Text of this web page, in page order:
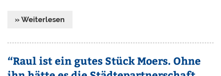
» Weiterlesen
“Raul ist ein gutes Stück Moers. Ohne